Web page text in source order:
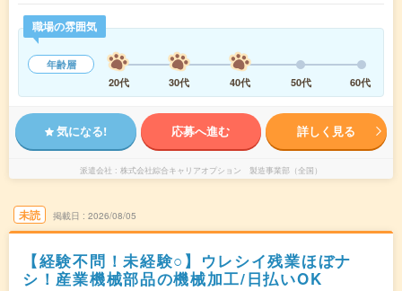
職場の雰囲気
年齢層
20代
30代 40代 50代 60代
気になる! 応募へ進む 詳しく見る
派遣会社 株式会社綜合キャリアオプション 製造事業部（全国）
未読 掲載日 2026/08/05
【経験不問！未経験○】ウレシイ残業ほぼナ
シ！産業機械部品の機械加工/日払いOK